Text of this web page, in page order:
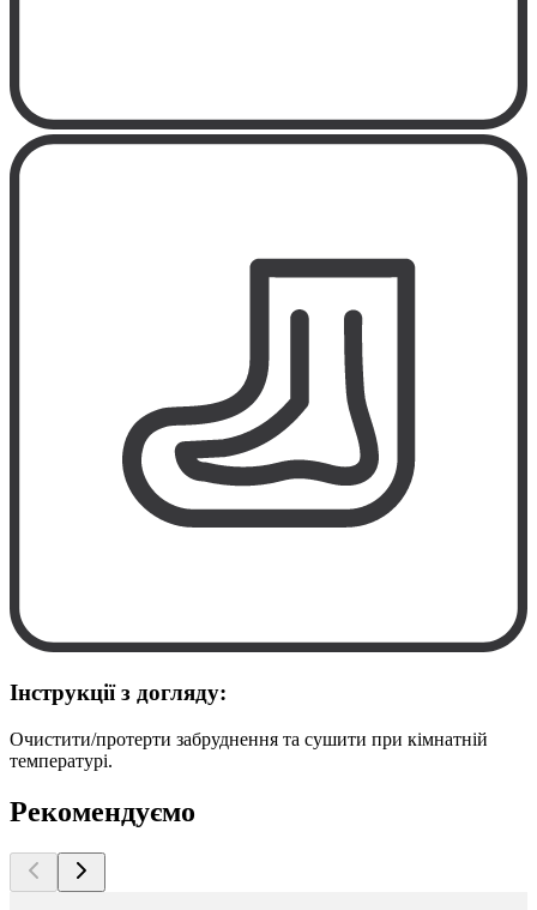
Інструкції з догляду:
Очистити/протерти забруднення та сушити при кімнатній
температурі.
Рекомендуємо